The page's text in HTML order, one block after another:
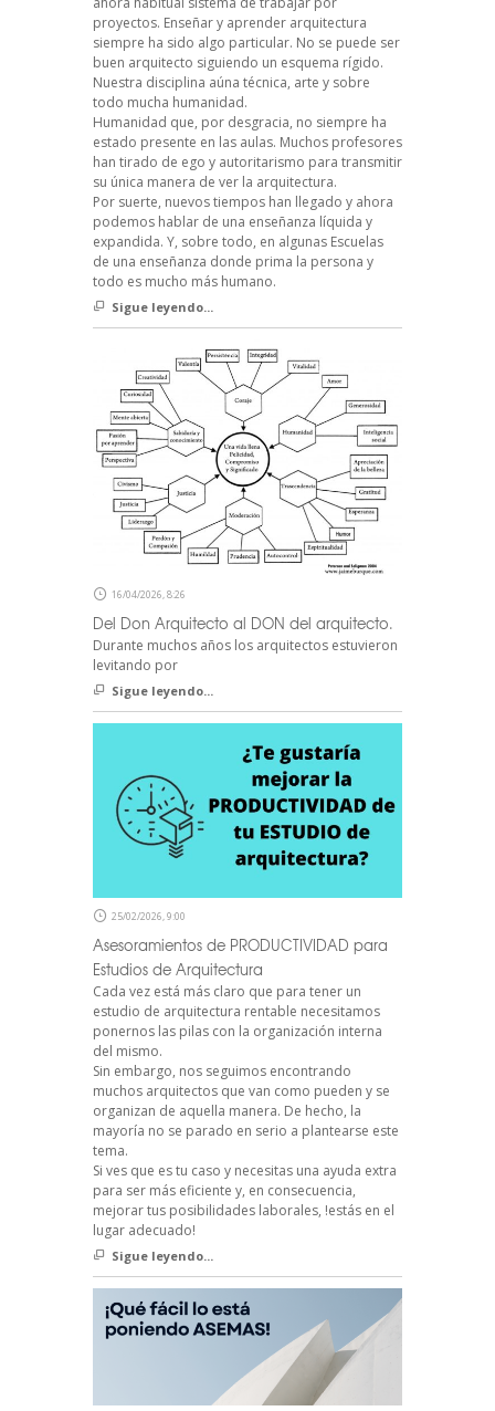
proyectos. Enseñar y aprender arquitectura
siempre ha sido algo particular. No se puede ser
buen arquitecto siguiendo un esquema rígido.
Nuestra disciplina aúna técnica, arte y sobre
todo mucha humanidad.
Humanidad que, por desgracia, no siempre ha
estado presente en las aulas. Muchos profesores
han tirado de ego y autoritarismo para transmitir
su única manera de ver la arquitectura.
Por suerte, nuevos tiempos han llegado y ahora
podemos hablar de una enseñanza líquida y
expandida. Y, sobre todo, en algunas Escuelas
de una enseñanza donde prima la persona y
todo es mucho más humano.
Sigue leyendo...
16/04/2026, 8:26
Del Don Arquitecto al DON del arquitecto.
Durante muchos años los arquitectos estuvieron
levitando por
Sigue leyendo...
25/02/2026, 9:00
Asesoramientos de PRODUCTIVIDAD para
Estudios de Arquitectura
Cada vez está más claro que para tener un
estudio de arquitectura rentable necesitamos
ponernos las pilas con la organización interna
del mismo.
Sin embargo, nos seguimos encontrando
muchos arquitectos que van como pueden y se
organizan de aquella manera. De hecho, la
mayoría no se parado en serio a plantearse este
tema.
Si ves que es tu caso y necesitas una ayuda extra
para ser más eficiente y, en consecuencia,
mejorar tus posibilidades laborales, !estás en el
lugar adecuado!
Sigue leyendo...